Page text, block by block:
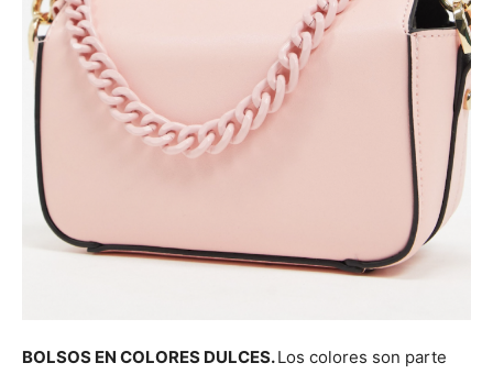
BOLSOS EN COLORES DULCES.Los colores son parte